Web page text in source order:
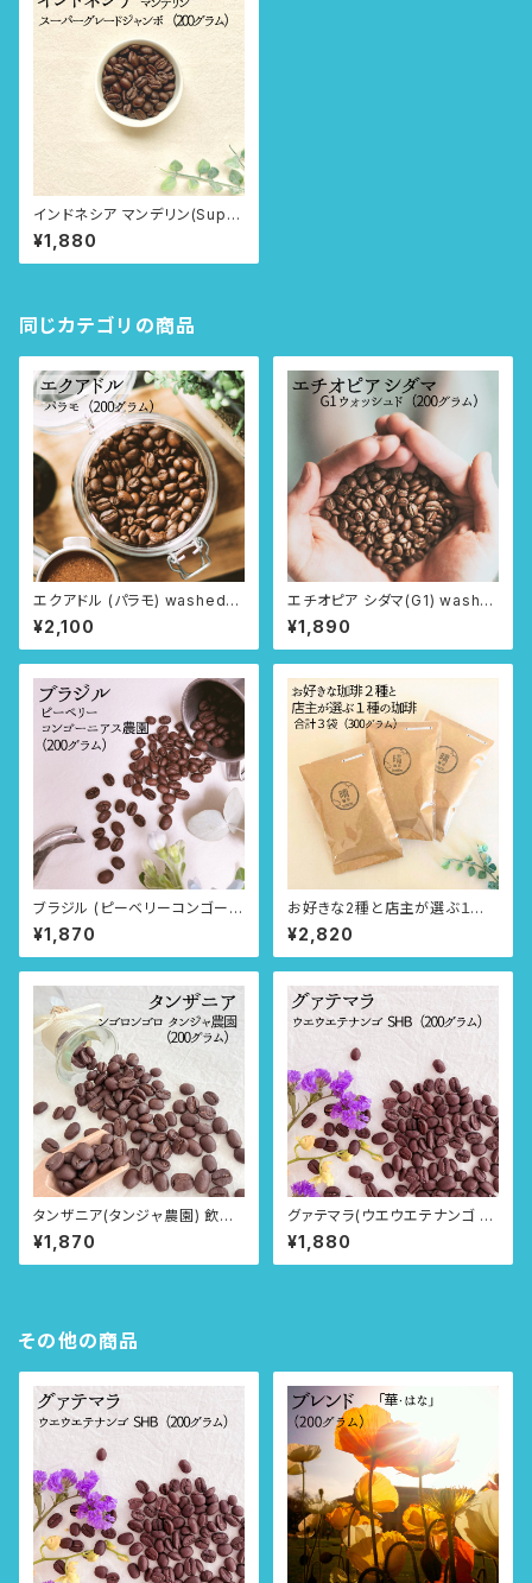
インドネシア マンデリン(Super
G Jumbo) 200g 豆のまま or
粉に挽いて
¥1,880
同じカテゴリの商品
エクアドル (パラモ) washed
飲み方選べる3タイプ
¥2,100
エチオピア シダマ(G1) washe
d 飲み方選べる3タイプ
¥1,890
ブラジル (ピーベリーコンゴーニ
アス農園) 飲み方選べる3タイプ
¥1,870
お好きな2種と店主が選ぶ１種
の珈琲 合計3種(300g)
¥2,820
タンザニア(タンジャ農園) 飲み
方選べる3タイプ
¥1,870
グァテマラ(ウエウエテナンゴ S
HB) 飲み方選べる3タイプ
¥1,880
その他の商品